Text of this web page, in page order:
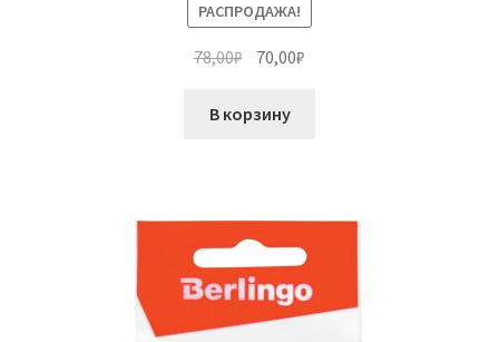
РАСПРОДАЖА!
78,00₽ Первоначальная
составляла
70,00₽
В корзину